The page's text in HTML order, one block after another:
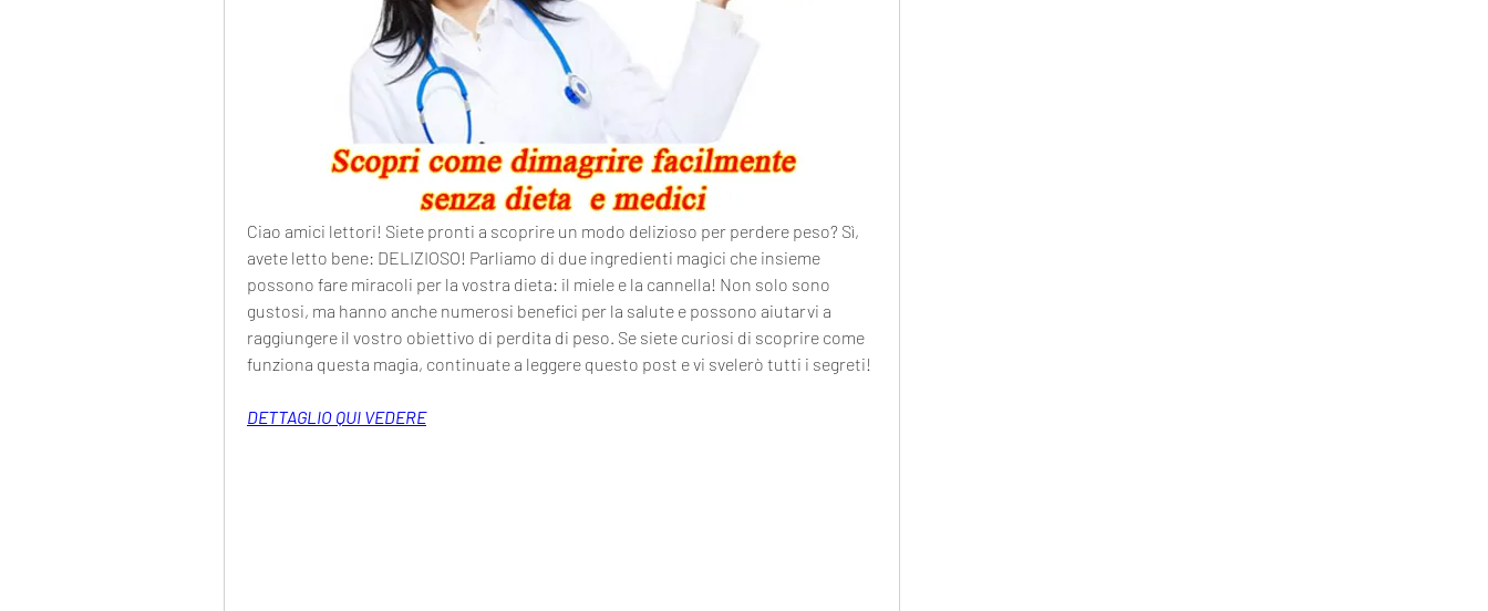
Ciao amici lettori! Siete pronti a scoprire un modo delizioso per perdere peso? Sì,
avete letto bene: DELIZIOSO! Parliamo di due ingredienti magici che insieme
possono fare miracoli per la vostra dieta: il miele e la cannella! Non solo sono
gustosi, ma hanno anche numerosi benefici per la salute e possono aiutarvi a
raggiungere il vostro obiettivo di perdita di peso. Se siete curiosi di scoprire come
funziona questa magia, continuate a leggere questo post e vi svelerò tutti i segreti!
DETTAGLIO QUI VEDERE